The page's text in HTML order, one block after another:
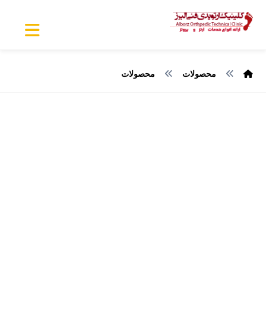
محصولات محصولات